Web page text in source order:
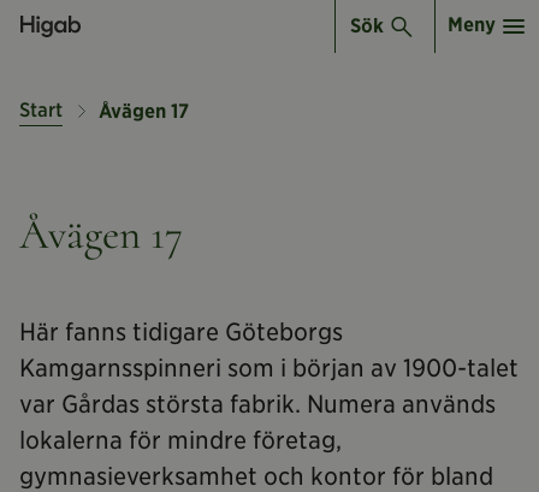
Sök Meny
Start Åvägen 17
Åvägen 17
Här fanns tidigare Göteborgs
Kamgarnsspinneri som i början av 1900-talet
var Gårdas största fabrik. Numera används
lokalerna för mindre företag,
gymnasieverksamhet och kontor för bland